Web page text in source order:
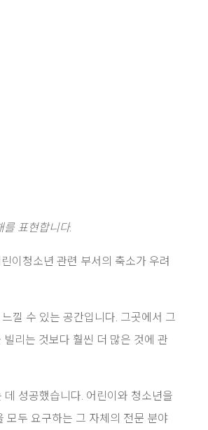
표현합니다.
이청소년 관련 부서의 축소가 우려
낄 수 있는 공간입니다. 그곳에서 그
리는 것보다 훨씬 더 많은 것에 관
성공했습니다. 어린이와 청소년을
모두 요구하는 그 자체의 전문 분야